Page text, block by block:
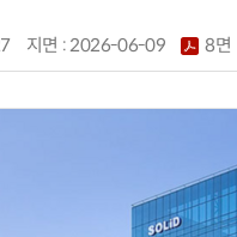
지면 :2026-06-09 8면